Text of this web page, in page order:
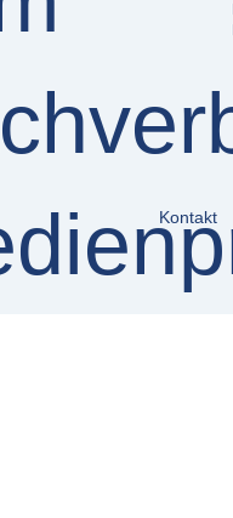
Kontakt